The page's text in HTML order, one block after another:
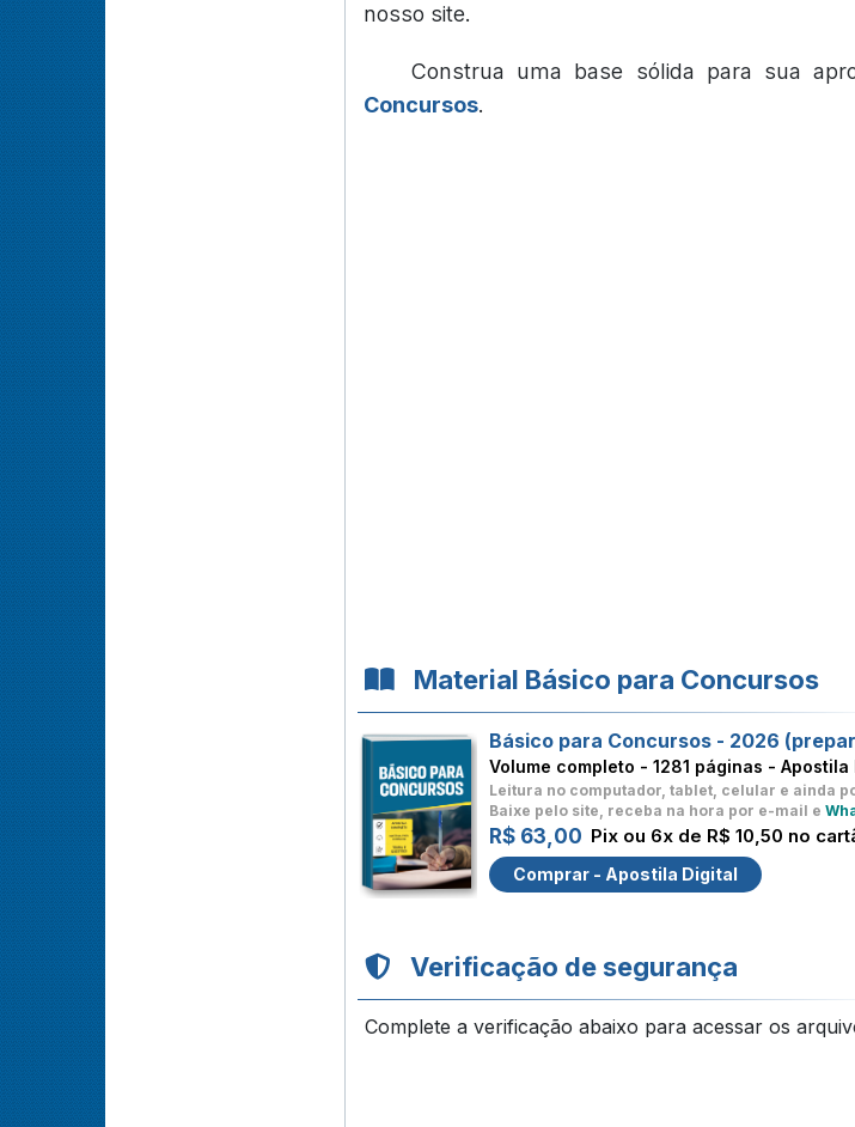
nosso site.
Construa uma base sólida para sua
Concursos.
Material Básico para Concursos
Básico para Concursos - 2026
Volume completo - 1281 páginas - Apostila
Leitura no computador, tablet, celular e ainda
Baixe pelo site, receba na hora por e-mail e
R$ 63,00 Pix ou 6x de R$ 10,50 no
Comprar - Apostila Digital
Verificação de segurança
Complete a verificação abaixo para acessar os